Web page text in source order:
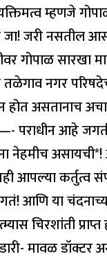
जरी नसतील
गोपाळ
तळेगाव नगर
होत
आहे जगती
नेहमीच
कर्तुत्व
आणि या
भंडारी- मावळ